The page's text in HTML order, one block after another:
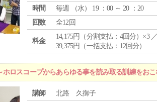
時間
毎週 （水） 19 ：00 ～ 20 ：20
回数
全12回
料金
14,175円（分割支払：4回分）×3
39,375円（一括支払：12回分）
ロスコープからあらゆる事を読み取る訓練をおこ
講師 北路 久御子